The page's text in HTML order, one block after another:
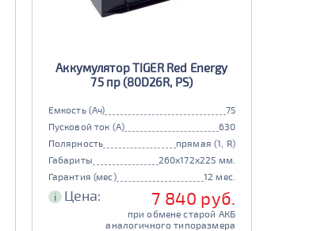
Аккумулятор TIGER Red Energy
75 пр (80D26R, PS)
Емкость (Ач)
75
Пусковой ток (А)
630
Полярность
прямая (1, R)
Габариты
260x172x225 мм.
Гарантия (мес)
12 мес.
i Цена: 7 840 руб.
при обмене старой АКБ
аналогичного типоразмера